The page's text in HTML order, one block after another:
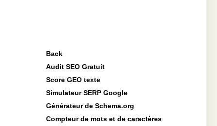
Back
Audit SEO Gratuit
Score GEO texte
Simulateur SERP Google
Générateur de Schema.org
Compteur de mots et de caractères